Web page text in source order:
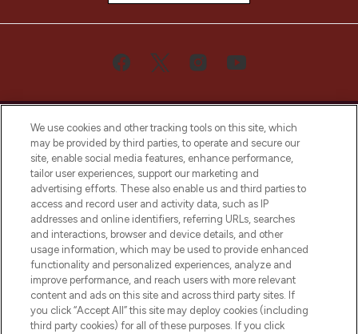
Bądź pierwszą osobą, która dowie się o
najnowszych produktach, od niszowych i
uznanych marek, sezonowych trendach i
otrzyma ekskluzywne artykuły redakcyjne
z Sunday Supplement.
Zgoda na pliki cookie
Do Not Sell or Share My Personal
Information
We use cookies and other tracking tools on this site, which
may be provided by third parties, to operate and secure our
site, enable social media features, enhance performance,
tailor user experiences, support our marketing and
advertising efforts. These also enable us and third parties to
access and record user and activity data, such as IP
addresses and online identifiers, referring URLs, searches
and interactions, browser and device details, and other
usage information, which may be used to provide enhanced
functionality and personalized experiences, analyze and
improve performance, and reach users with more relevant
content and ads on this site and across third party sites. If
you click “Accept All” this site may deploy cookies (including
third party cookies) for all of these purposes. If you click